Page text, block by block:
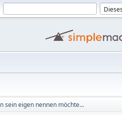
sein eigen nennen möchte...